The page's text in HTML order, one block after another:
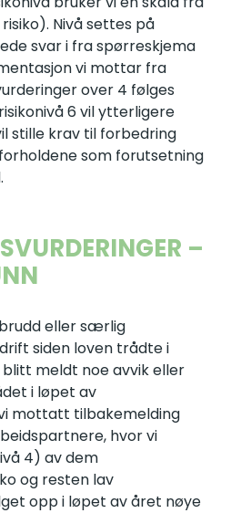
Nivå settes på
svar i fra spørreskjema
vi mottar fra
over 4 følges
6 vil ytterligere
stille krav til forbedring
som forutsetning
–
eller særlig
siden loven trådte i
meldt noe avvik eller
i løpet av
mottatt tilbakemelding
hvor vi
4) av dem
og resten lav
opp i løpet av året nøye